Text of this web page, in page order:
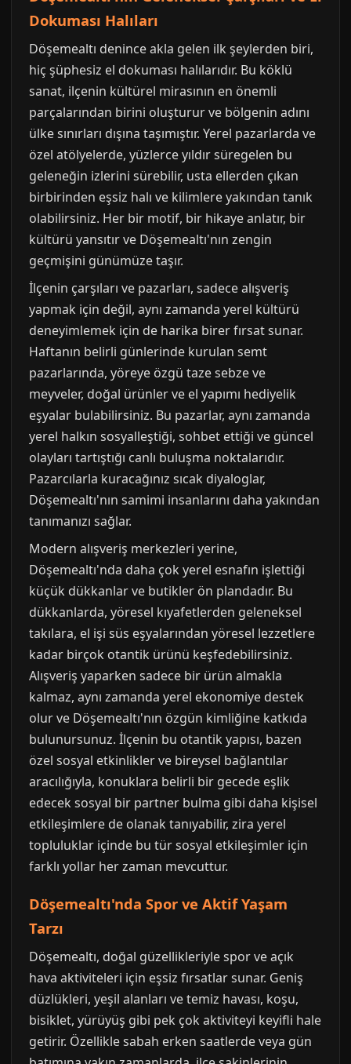
Dokuması Halıları
Döşemealtı denince akla gelen ilk şeylerden biri,
hiç şüphesiz el dokuması halılarıdır. Bu köklü
sanat, ilçenin kültürel mirasının en önemli
parçalarından birini oluşturur ve bölgenin adını
ülke sınırları dışına taşımıştır. Yerel pazarlarda ve
özel atölyelerde, yüzlerce yıldır süregelen bu
geleneğin izlerini sürebilir, usta ellerden çıkan
birbirinden eşsiz halı ve kilimlere yakından tanık
olabilirsiniz. Her bir motif, bir hikaye anlatır, bir
kültürü yansıtır ve Döşemealtı'nın zengin
geçmişini günümüze taşır.
İlçenin çarşıları ve pazarları, sadece alışveriş
yapmak için değil, aynı zamanda yerel kültürü
deneyimlemek için de harika birer fırsat sunar.
Haftanın belirli günlerinde kurulan semt
pazarlarında, yöreye özgü taze sebze ve
meyveler, doğal ürünler ve el yapımı hediyelik
eşyalar bulabilirsiniz. Bu pazarlar, aynı zamanda
yerel halkın sosyalleştiği, sohbet ettiği ve güncel
olayları tartıştığı canlı buluşma noktalarıdır.
Pazarcılarla kuracağınız sıcak diyaloglar,
Döşemealtı'nın samimi insanlarını daha yakından
tanımanızı sağlar.
Modern alışveriş merkezleri yerine,
Döşemealtı'nda daha çok yerel esnafın işlettiği
küçük dükkanlar ve butikler ön plandadır. Bu
dükkanlarda, yöresel kıyafetlerden geleneksel
takılara, el işi süs eşyalarından yöresel lezzetlere
kadar birçok otantik ürünü keşfedebilirsiniz.
Alışveriş yaparken sadece bir ürün almakla
kalmaz, aynı zamanda yerel ekonomiye destek
olur ve Döşemealtı'nın özgün kimliğine katkıda
bulunursunuz. İlçenin bu otantik yapısı, bazen
özel sosyal etkinlikler ve bireysel bağlantılar
aracılığıyla, konuklara belirli bir gecede eşlik
edecek sosyal bir partner bulma gibi daha kişisel
etkileşimlere de olanak tanıyabilir, zira yerel
topluluklar içinde bu tür sosyal etkileşimler için
farklı yollar her zaman mevcuttur.
Döşemealtı'nda Spor ve Aktif Yaşam
Tarzı
Döşemealtı, doğal güzellikleriyle spor ve açık
hava aktiviteleri için eşsiz fırsatlar sunar. Geniş
düzlükleri, yeşil alanları ve temiz havası, koşu,
bisiklet, yürüyüş gibi pek çok aktiviteyi keyifli hale
getirir. Özellikle sabah erken saatlerde veya gün